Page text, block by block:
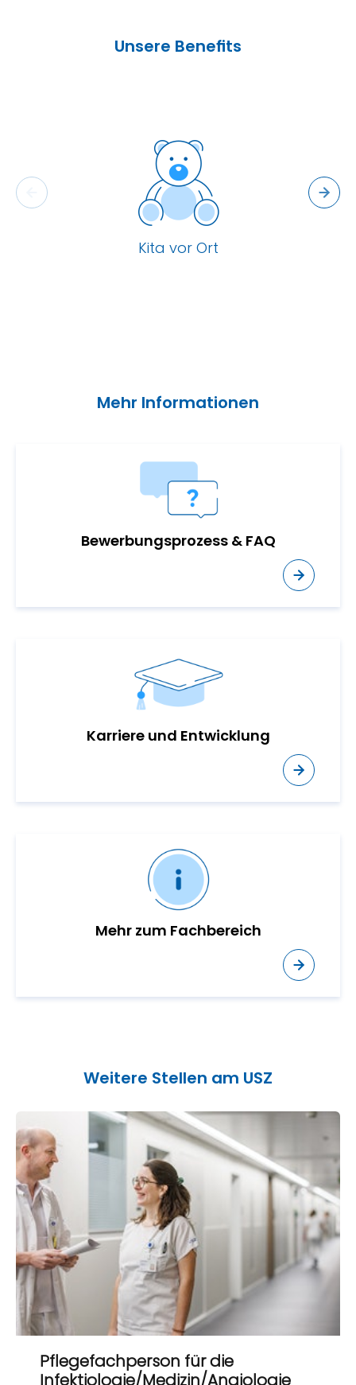
Unsere Benefits
Kita vor Ort
Mehr Informationen
Bewerbungsprozess & FAQ
Karriere und Entwicklung
Mehr zum Fachbereich
Weitere Stellen am USZ
Pflegefachperson für die
Infektiologie/Medizin/Angiologie